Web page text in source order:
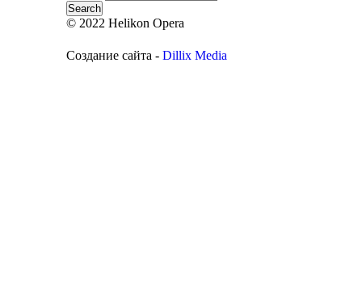
© 2022 Helikon Opera
Создание сайта - Dillix Media